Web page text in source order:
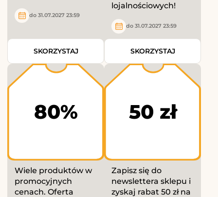
do 31.07.2027 23:59
SKORZYSTAJ
lojalnościowych!
do 31.07.2027 23:59
SKORZYSTAJ
80%
Wiele produktów w
promocyjnych
cenach. Oferta
50 zł
Zapisz się do
newslettera sklepu i
zyskaj rabat 50 zł na